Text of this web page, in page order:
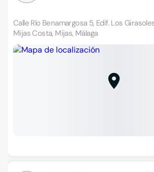
Calle Río Benamargosa 5, Edif. Los
Mijas Costa, Mijas, Málaga